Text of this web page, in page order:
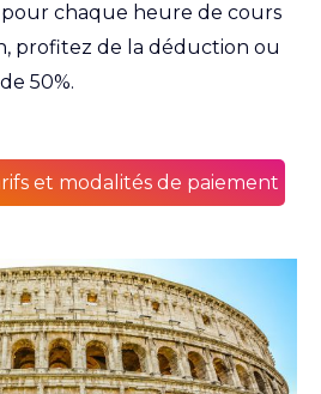
chaque heure de cours
profitez de la déduction ou
50%.
et modalités de paiement